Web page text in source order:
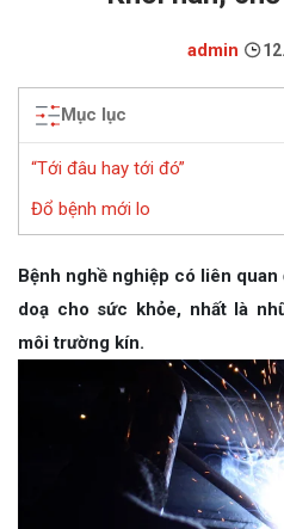
admin
Mục lục
“Tới đâu hay tới đó”
Đổ bệnh mới lo
Bệnh nghề nghiệp có liên
doạ cho sức khỏe, nhất là
môi trường kín.